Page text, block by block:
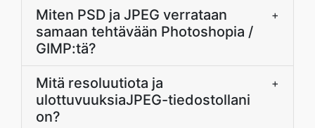
Miten PSD ja JPEG verrataan
samaan tehtävään Photoshopia /
GIMP:tä?
+
Mitä resoluutiota ja
ulottuvuuksiaJPEG-tiedostollani
on?
+